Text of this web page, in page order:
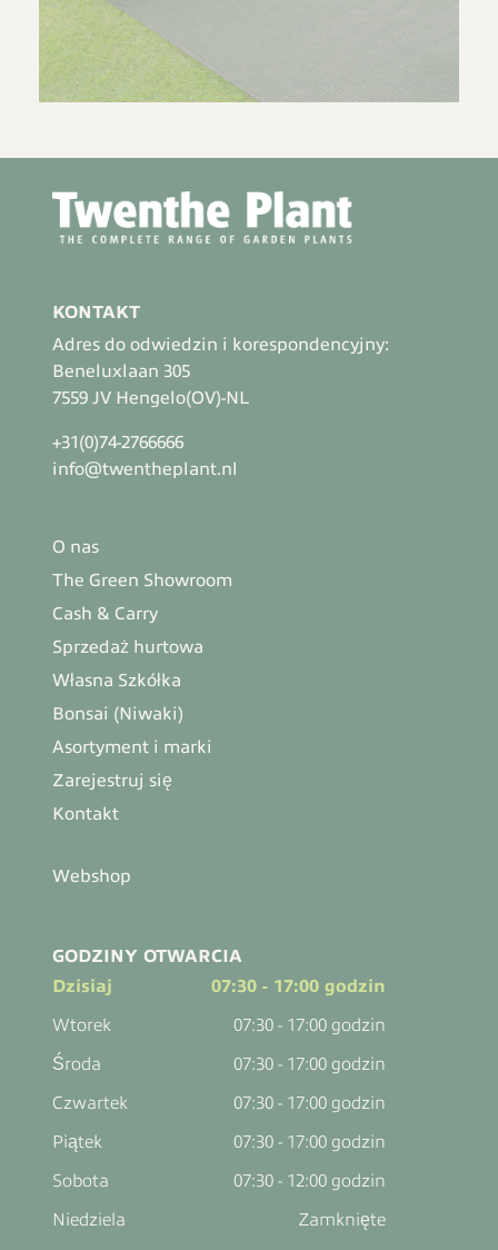
KONTAKT
Adres do odwiedzin i korespondencyjny:
Beneluxlaan 305
7559 JV Hengelo(OV)-NL
+31(0)74-2766666
info@twentheplant.nl
O nas
The Green Showroom
Cash & Carry
Sprzedaż hurtowa
Własna Szkółka
Bonsai (Niwaki)
Asortyment i marki
Zarejestruj się
Kontakt
Webshop
GODZINY OTWARCIA
Dzisiaj
07:30 - 17:00 godzin
Wtorek
07:30 - 17:00 godzin
Środa
07:30 - 17:00 godzin
Czwartek
07:30 - 17:00 godzin
Piątek
07:30 - 17:00 godzin
Sobota
07:30 - 12:00 godzin
Niedziela
Zamknięte